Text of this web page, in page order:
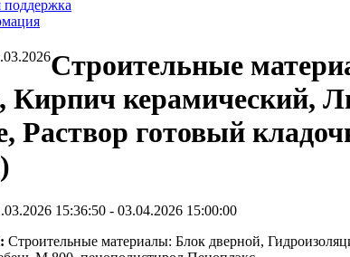
поддержка
Строительные
Кирпич керамический,
Раствор готовый
15:36:50 - 03.04.2026 15:00:00
Строительные материалы: Блок дверной,